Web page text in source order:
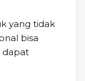
yang tidak
bisa
dapat